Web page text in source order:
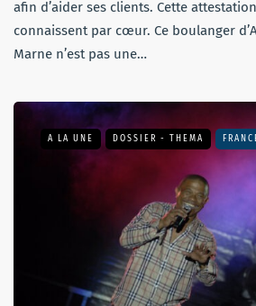
afin d’aider ses clients. Cette
connaissent par cœur. Ce boulanger
Marne n’est pas une…
A LA UNE DOSSIER - THEMA